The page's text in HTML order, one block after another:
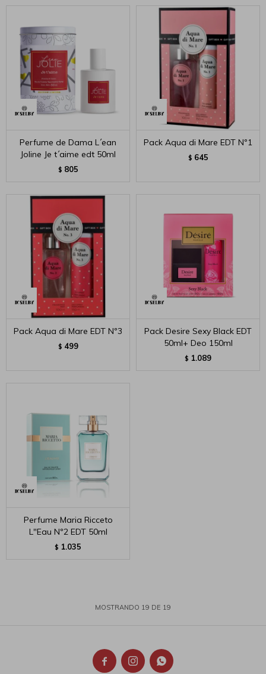
Perfume de Dama L´ean
Joline Je t´aime edt 50ml
$ 805
Pack Aqua di Mare EDT Nº1
$ 645
Pack Aqua di Mare EDT Nº3
$ 499
Pack Desire Sexy Black EDT
50ml+ Deo 150ml
$ 1.089
Perfume Maria Ricceto
L"Eau Nº2 EDT 50ml
$ 1.035
MOSTRANDO 19 DE 19
  